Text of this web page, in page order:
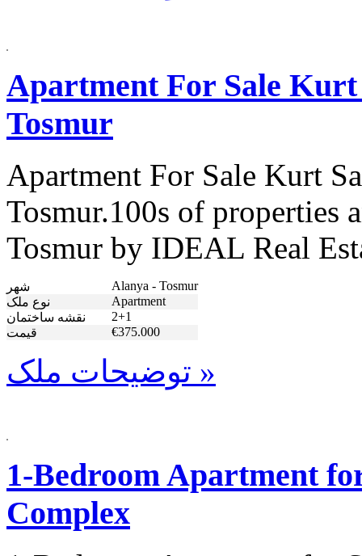
Apartment For Sale
Tosmur
Apartment For Sale Kurt
Tosmur.100s of properties
Tosmur by IDEAL Real
شهر
Alanya - Tosmur
نوع ملک
Apartment
نقشه ساختمان
2+1
قیمت
€375.000
توضیحات ملک »
1-Bedroom Apartment
Complex